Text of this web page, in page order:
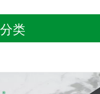
类